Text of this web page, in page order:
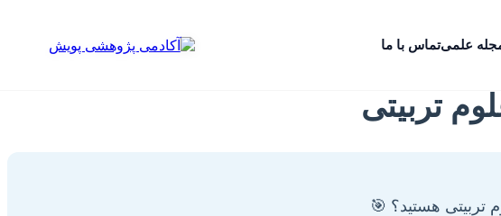
علمیتماس با ما
تربیتی
تربیتی هستید؟ 🎯